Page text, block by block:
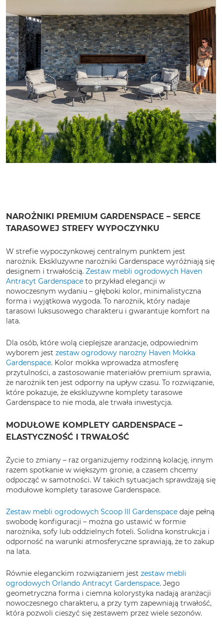
NAROŻNIKI PREMIUM GARDENSPACE – SERCE
TARASOWEJ STREFY WYPOCZYNKU
W strefie wypoczynkowej centralnym punktem jest
narożnik. Ekskluzywne narożniki Gardenspace wyróżniają się
designem i trwałością. Zestaw mebli ogrodowych Haven
Antracyt Gardenspace to przykład elegancji w
nowoczesnym wydaniu – głęboki kolor, minimalistyczna
forma i wyjątkowa wygoda. To narożnik, który nadaje
tarasowi luksusowego charakteru i gwarantuje komfort na
lata.
Dla osób, które wolą cieplejsze aranżacje, odpowiednim
wyborem jest zestaw ogrodowy narożny Haven Mokka
Gardenspace. Kolor mokka wprowadza atmosferę
przytulności, a zastosowanie materiałów premium sprawia,
że narożnik ten jest odporny na upływ czasu. To rozwiązanie,
które pokazuje, że ekskluzywne komplety tarasowe
Gardenspace to nie moda, ale trwała inwestycja.
MODUŁOWE KOMPLETY GARDENSPACE –
ELASTYCZNOŚĆ I TRWAŁOŚĆ
Życie to zmiany – raz organizujemy rodzinną kolację, innym
razem spotkanie w większym gronie, a czasem chcemy
odpocząć w samotności. W takich sytuacjach sprawdzają się
modułowe komplety tarasowe Gardenspace.
Zestaw mebli ogrodowych Scoop III Gardenspace daje pełną
swobodę konfiguracji – można go ustawić w formie
narożnika, sofy lub oddzielnych foteli. Solidna konstrukcja i
odporność na warunki atmosferyczne sprawiają, że to zakup
na lata.
Równie eleganckim rozwiązaniem jest zestaw mebli
ogrodowych Orlando Antracyt Gardenspace. Jego
geometryczna forma i ciemna kolorystyka nadają aranżacji
nowoczesnego charakteru, a przy tym zapewniają trwałość,
która pozwoli cieszyć się zestawem przez wiele sezonów.